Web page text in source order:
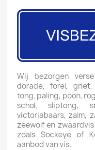
Wij bezorgen
dorade, forel, griet,
tong, paling, poon,
schol, sliptong,
victoriabaars, zalm,
zeewolf en
zoals Sockeye of
aanbod van vis.